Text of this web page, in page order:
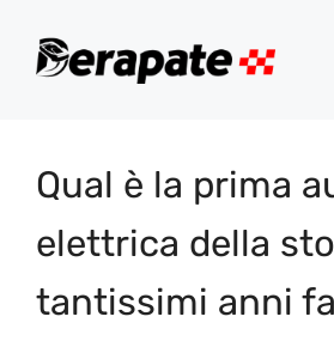
Qual è la prima
elettrica della
tantissimi anni fa